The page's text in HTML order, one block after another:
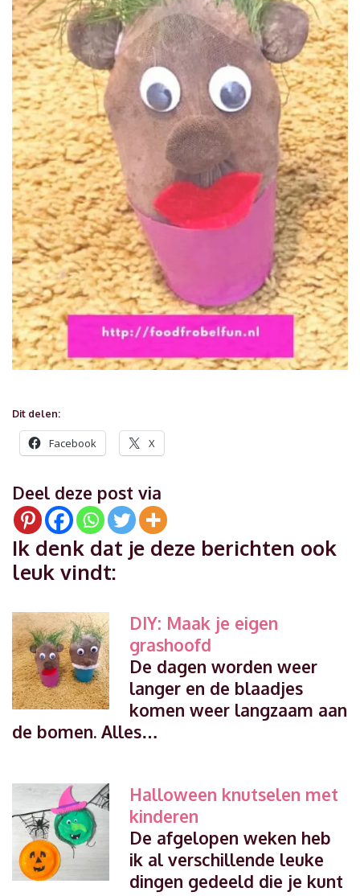
Dit delen:
Facebook X
Deel deze post via
Ik denk dat je deze berichten ook
leuk vindt:
DIY: Maak je eigen
grashoofd
De dagen worden weer
langer en de blaadjes
komen weer langzaam aan
de bomen. Alles…
Halloween knutselen met
kinderen
De afgelopen weken heb
ik al verschillende leuke
dingen gedeeld die je kunt